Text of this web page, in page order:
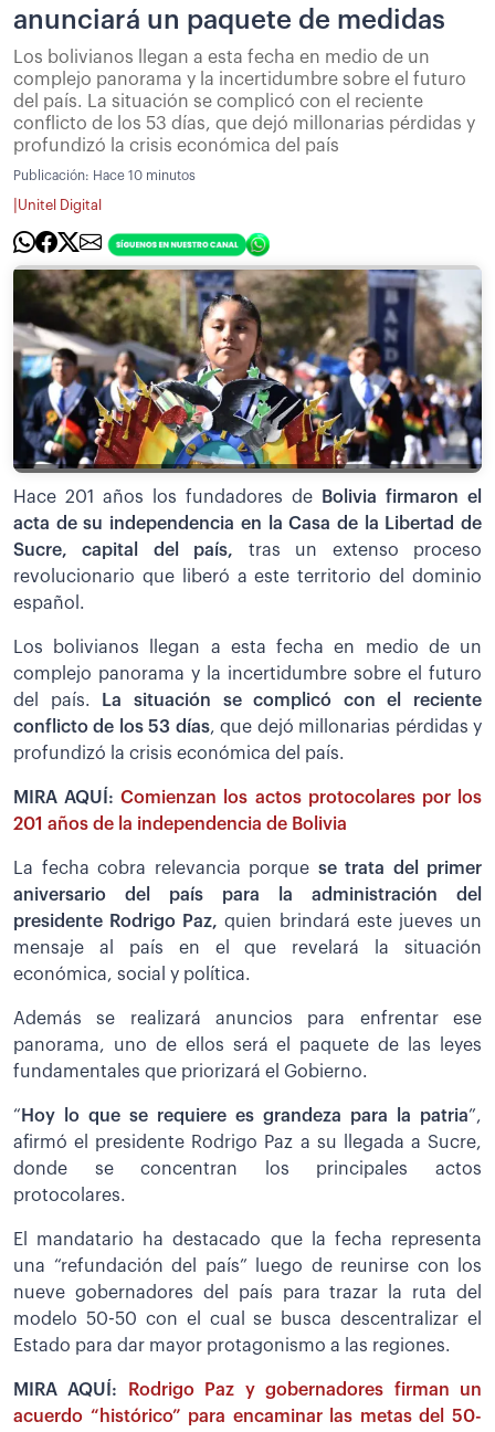
anunciará un paquete de medidas
Los bolivianos llegan a esta fecha en medio de un
complejo panorama y la incertidumbre sobre el futuro
del país. La situación se complicó con el reciente
conflicto de los 53 días, que dejó millonarias pérdidas y
profundizó la crisis económica del país
Publicación: Hace 10 minutos
Unitel Digital
Hace 201 años los fundadores de Bolivia firmaron el
acta de su independencia en la Casa de la Libertad de
Sucre, capital del país, tras un extenso proceso
revolucionario que liberó a este territorio del dominio
español.
Los bolivianos llegan a esta fecha en medio de un
complejo panorama y la incertidumbre sobre el futuro
del país.
La situación se complicó con el reciente
conflicto de los 53 días, que dejó millonarias pérdidas y
profundizó la crisis económica del país.
MIRA AQUÍ:Comienzan los actos protocolares por los
201 años de la independencia de Bolivia
La fecha cobra relevancia porque se trata del primer
aniversario del país para la administración del
presidente Rodrigo Paz, quien brindará este jueves un
mensaje al país en el que revelará la situación
económica, social y política.
Además se realizará anuncios para enfrentar ese
panorama, uno de ellos será el paquete de las leyes
fundamentales que priorizará el Gobierno.
“ Hoy lo que se requiere es grandeza para la patria”,
afirmó el presidente Rodrigo Paz a su llegada a Sucre,
donde se concentran los principales actos
protocolares.
El mandatario ha destacado que la fecha representa
una “refundación del país” luego de reunirse con los
nueve gobernadores del país para trazar la ruta del
modelo 50-50 con el cual se busca descentralizar el
Estado para dar mayor protagonismo a las regiones.
MIRA AQUÍ:
Rodrigo Paz y gobernadores firman un
acuerdo “histórico” para encaminar las metas del 50-